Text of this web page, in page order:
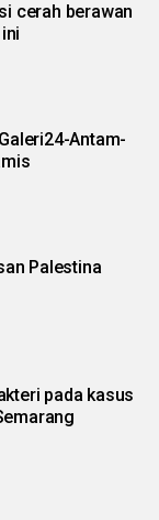
cerah berawan
Antam-
Palestina
pada kasus